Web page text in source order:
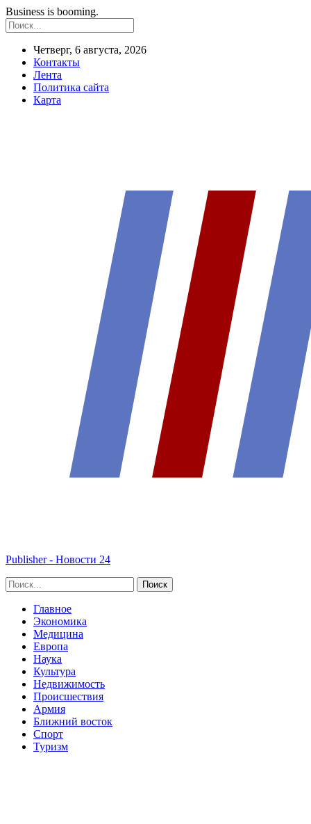
Business is booming.
Четверг, 6 августа, 2026
Контакты
Лента
Политика сайта
Карта
Publisher - Новости 24
Главное
Экономика
Медицина
Европа
Наука
Культура
Недвижимость
Происшествия
Армия
Ближний восток
Спорт
Туризм